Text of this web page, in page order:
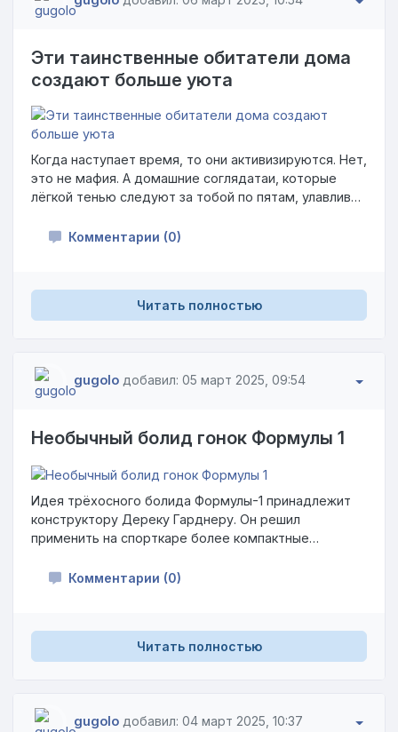
Эти таинственные обитатели дома
создают больше уюта
Когда наступает время, то они активизируются. Нет,
это не мафия. А домашние соглядатаи, которые
лёгкой тенью следуют за тобой по пятам, улавливая
взгляд достигает глубины души, а отпечатки
загадочные существа? Конечно, котики, без
которых мир не был бы таким прекрасным.
Комментарии (0)
Читать полностью
gugolo добавил: 05 март 2025, 09:54
Необычный болид гонок Формулы 1
Идея трёхосного болида Формулы-1 принадлежит
конструктору Дереку Гарднеру. Он решил
применить на спорткаре более компактные
сопротивления и оптимизации воздушных потоков,
устойчивости болида, поэтому Гарднер
задействовал вторую пару колёс. Тем самым он
поведение.
Комментарии (0)
Читать полностью
gugolo добавил: 04 март 2025, 10:37